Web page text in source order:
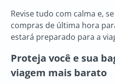
Revise tudo com calma e,
compras de última hora
estará preparado para a
Proteja você e sua
viagem mais barato